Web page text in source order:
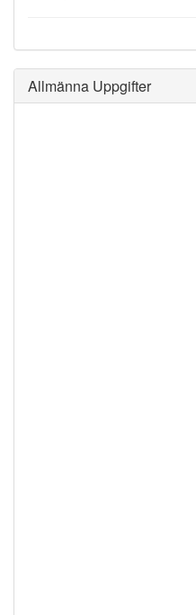
Allmänna Uppgifter